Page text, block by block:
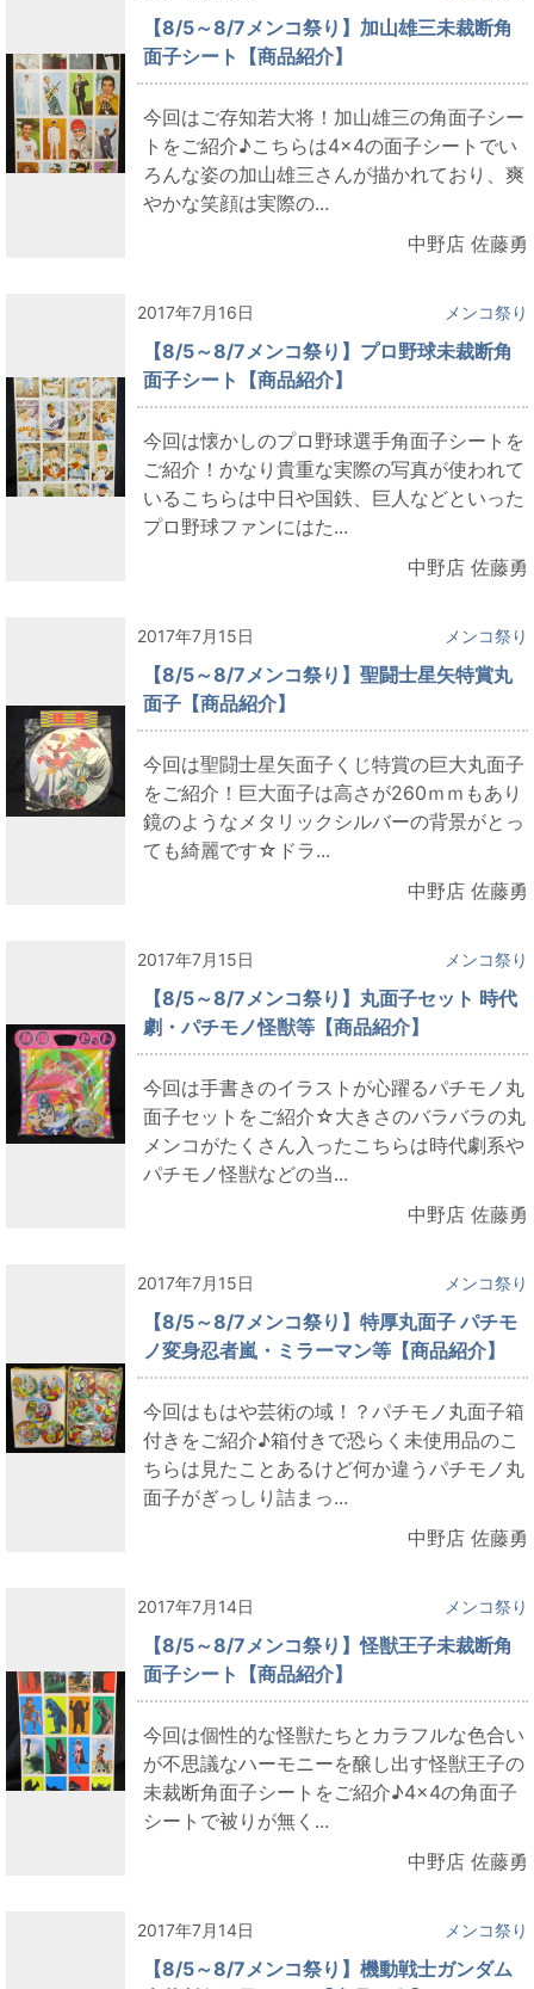
【8/5～8/7メンコ祭り】加山雄三未裁断角
面子シート【商品紹介】
今回はご存知若大将！加山雄三の角面子シー
トをご紹介♪こちらは4×4の面子シートでい
ろんな姿の加山雄三さんが描かれており、爽
やかな笑顔は実際の...
中野店 佐藤勇
2017年7月16日 メンコ祭り
【8/5～8/7メンコ祭り】プロ野球未裁断角
面子シート【商品紹介】
今回は懐かしのプロ野球選手角面子シートを
ご紹介！かなり貴重な実際の写真が使われて
いるこちらは中日や国鉄、巨人などといった
プロ野球ファンにはた...
中野店 佐藤勇
2017年7月15日 メンコ祭り
【8/5～8/7メンコ祭り】聖闘士星矢特賞丸
面子【商品紹介】
今回は聖闘士星矢面子くじ特賞の巨大丸面子
をご紹介！巨大面子は高さが260ｍｍもあり
鏡のようなメタリックシルバーの背景がとっ
ても綺麗です☆ドラ...
中野店 佐藤勇
2017年7月15日 メンコ祭り
【8/5～8/7メンコ祭り】丸面子セット 時代
劇・パチモノ怪獣等【商品紹介】
今回は手書きのイラストが心躍るパチモノ丸
面子セットをご紹介☆大きさのバラバラの丸
メンコがたくさん入ったこちらは時代劇系や
パチモノ怪獣などの当...
中野店 佐藤勇
2017年7月15日 メンコ祭り
【8/5～8/7メンコ祭り】特厚丸面子 パチモ
ノ変身忍者嵐・ミラーマン等【商品紹介】
今回はもはや芸術の域！？パチモノ丸面子箱
付きをご紹介♪箱付きで恐らく未使用品のこ
ちらは見たことあるけど何か違うパチモノ丸
面子がぎっしり詰まっ...
中野店 佐藤勇
2017年7月14日 メンコ祭り
【8/5～8/7メンコ祭り】怪獣王子未裁断角
面子シート【商品紹介】
今回は個性的な怪獣たちとカラフルな色合い
が不思議なハーモニーを醸し出す怪獣王子の
未裁断角面子シートをご紹介♪4×4の角面子
シートで被りが無く...
中野店 佐藤勇
2017年7月14日 メンコ祭り
【8/5～8/7メンコ祭り】機動戦士ガンダム